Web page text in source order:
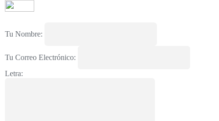
Tu Nombre:
Tu Correo Electrónico:
Letra: